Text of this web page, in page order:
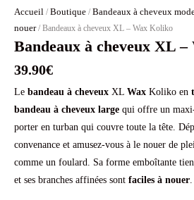
Accueil / Boutique / Bandeaux à cheveux
nouer/ Bandeaux à cheveux XL – Wax Koliko
Bandeaux à cheveux XL
39.90€
Le bandeau à cheveux XL Wax Koliko en
bandeau à cheveux large qui offre un
porter en turban qui couvre toute la tête.
convenance et amusez-vous à le nouer de
comme un foulard. Sa forme emboîtante
et ses branches affinées sont faciles à nouer